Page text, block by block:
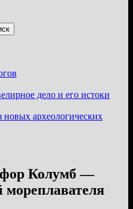
дело и его истоки
археологических
Колумб —
мореплавателя